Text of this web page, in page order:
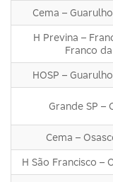
Cema –
H Previna –
Franco
HOSP –
Grande SP –
Cema –
H São Francisco –